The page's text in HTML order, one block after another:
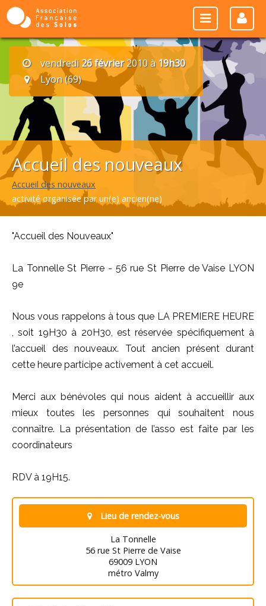
vendredi26 février2010 à 19h30
Lyon (69)
Accueil des nouveaux
Accueil des nouveaux
activité organisée par un(e) ancien(ne)
"Accueil des Nouveaux"
La Tonnelle St Pierre - 56 rue St Pierre de Vaise LYON
9e
Nous vous rappelons à tous que LA PREMIERE HEURE
, soit 19H30 à 20H30, est réservée spécifiquement à
l’accueil des nouveaux. Tout ancien présent durant
cette heure participe activement à cet accueil.
Merci aux bénévoles qui nous aident à accueillir aux
mieux toutes les personnes qui souhaitent nous
connaître. La présentation de l’asso est faite par les
coordinateurs
RDV à 19H15.
Lieu de rendez-vous
La Tonnelle
56 rue St Pierre de Vaise
69009 LYON
métro Valmy